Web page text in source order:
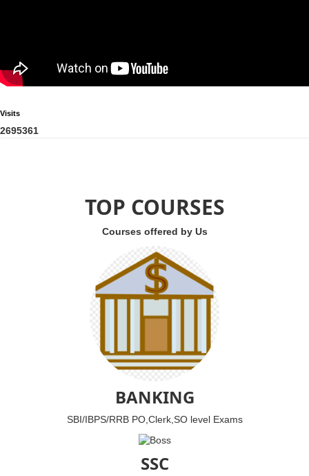
Visits
2695361
TOP COURSES
Courses offered by Us
BANKING
SBI/IBPS/RRB PO,Clerk,SO level Exams
SSC